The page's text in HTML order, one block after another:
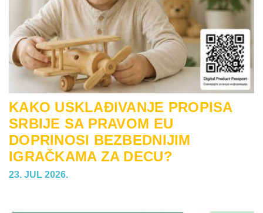
KAKO USKLAĐIVANJE PROPISA
SRBIJE SA PRAVOM EU
DOPRINOSI BEZBEDNIJIM
IGRAČKAMA ZA DECU?
23. JUL 2026.